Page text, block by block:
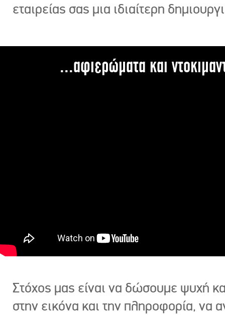
εταιρείας σας μια ιδιαίτερη
...αφιερώματα και
Στόχος μας είναι να δώσουμε ψυχή
στην εικόνα και την πληροφορία, να